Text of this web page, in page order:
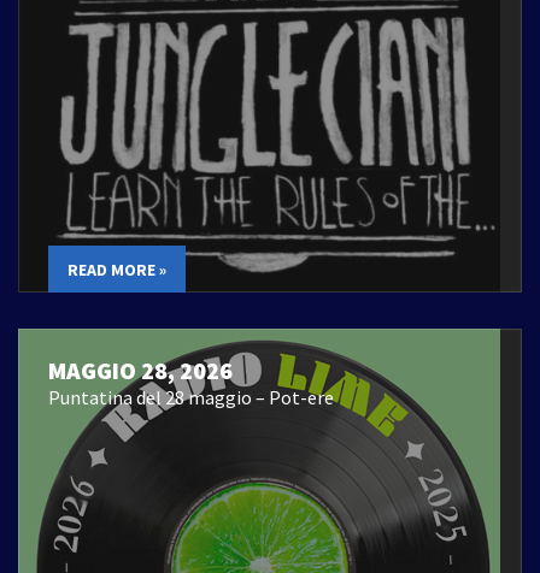
READ MORE »
MAGGIO 28, 2026
Puntatina del 28 maggio – Pot-ere